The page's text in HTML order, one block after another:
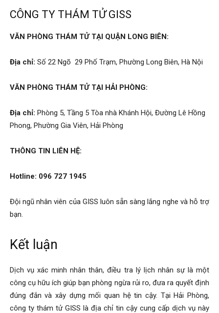
CÔNG TY THÁM TỬ GISS
VĂN PHÒNG THÁM TỬ TẠI QUẬN LONG BIÊN:
Địa chỉ: Số 22 Ngõ 29 Phố Trạm, Phường Long Biên, Hà Nội
VĂN PHÒNG THÁM TỬ TẠI HẢI PHÒNG:
Địa chỉ: Phòng 5, Tầng 5 Tòa nhà Khánh Hội, Đường Lê Hồng
Phong, Phường Gia Viên, Hải Phòng
THÔNG TIN LIÊN HỆ:
Hotline: 096 727 1945
Đội ngũ nhân viên của GISS luôn sẵn sàng lắng nghe và hỗ trợ
bạn.
Kết luận
Dịch vụ xác minh nhân thân, điều tra lý lịch nhân sự là một
công cụ hữu ích giúp bạn phòng ngừa rủi ro, đưa ra quyết định
đúng đắn và xây dựng mối quan hệ tin cậy. Tại Hải Phòng,
công ty thám tử GISS là địa chỉ tin cậy cung cấp dịch vụ này